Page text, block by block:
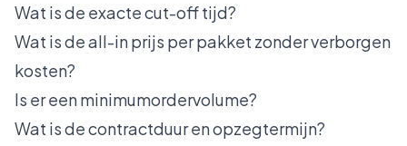
Wat is de exacte cut-off tijd?
Wat is de all-in prijs per pakket zonder verborgen
kosten?
Is er een minimumordervolume?
Wat is de contractduur en opzegtermijn?